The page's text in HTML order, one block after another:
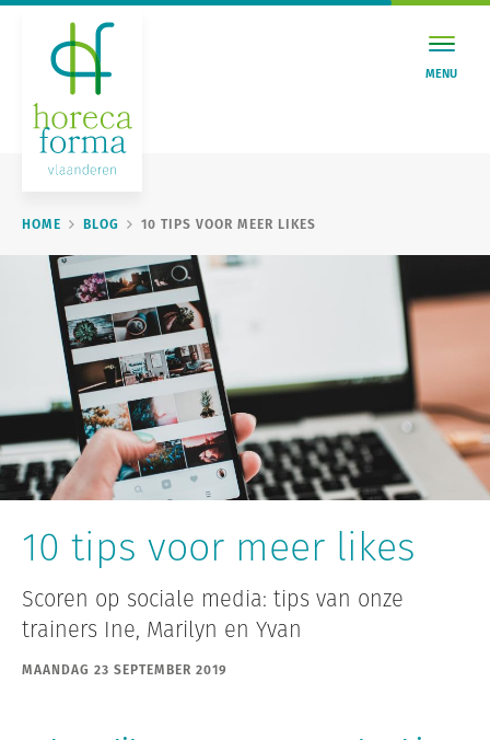
MENU
HOME BLOG 10 TIPS VOOR MEER LIKES
10 tips voor meer likes
Scoren op sociale media: tips van onze
trainers Ine, Marilyn en Yvan
MAANDAG 23 SEPTEMBER 2019